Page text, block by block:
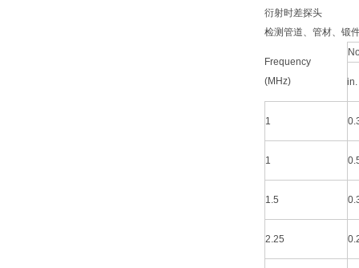
衍射时差探头
检测管道、管材、锻
Frequency
(MHz)
in.
1
1
1.5
2.25